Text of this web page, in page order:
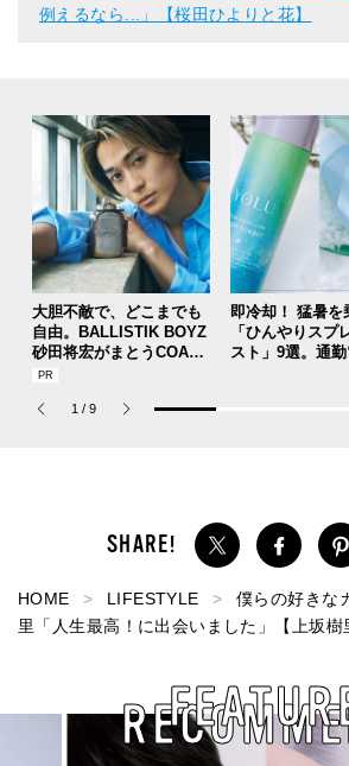
例えるなら...」【桜田ひよりと花】
大胆不敵で、どこまでも
自由。BALLISTIK BOYZ
砂田将宏がまとうCOACH
の新作フレグランス「コ
パルファム」
即冷却！ 猛暑を
「ひんやりスプ
スト」9選。通
1 / 9
HOME LIFESTYLE 僕らの好きな
里「人生最高！に出会いました」【上坂樹